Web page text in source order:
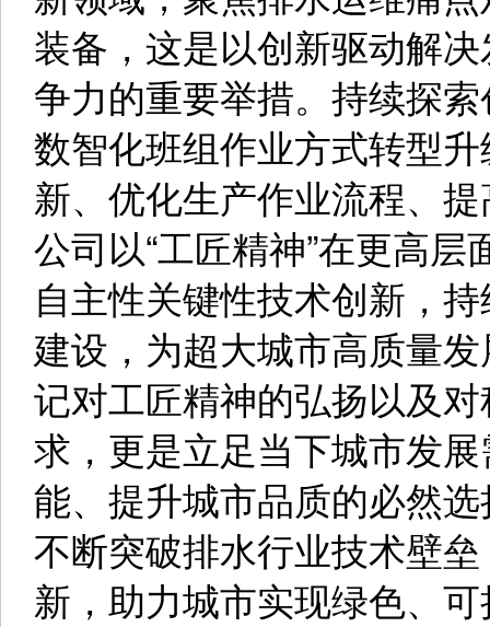
装备，这是以创新驱动解
争力的重要举措。持续探
数智化班组作业方式转型
新、优化生产作业流程、
公司以“工匠精神”在更高
自主性关键性技术创新，
建设，为超大城市高质量
记对工匠精神的弘扬以及
求，更是立足当下城市发
能、提升城市品质的必然
不断突破排水行业技术壁
新，助力城市实现绿色、